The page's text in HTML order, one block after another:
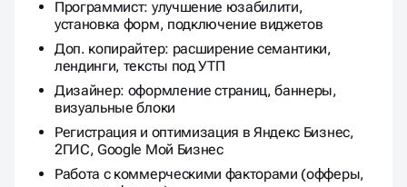
Всё из тарифа «Базовое SEO-продвижение»
Программист: улучшение юзабилити,
установка форм, подключение виджетов
Доп. копирайтер: расширение семантики,
лендинги, тексты под УТП
Дизайнер: оформление страниц, баннеры,
визуальные блоки
Регистрация и оптимизация в Яндекс Бизнес,
2ГИС, Google Мой Бизнес